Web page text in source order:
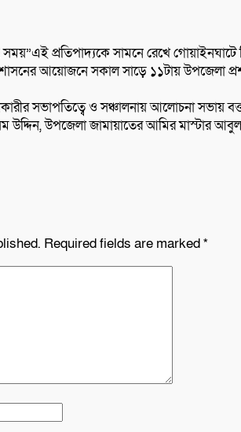
প্রতিপাদ্যকে সামনে রেখে
আয়োজনে সকাল সাড়ে ১১টায় উপজেলা
সভাপতিত্বে ও সঞ্চালনায় আলোচনা সভায়
উদ্দিন, উপজেলা জামায়াতের আমির মাস্টার
Required fields are marked*